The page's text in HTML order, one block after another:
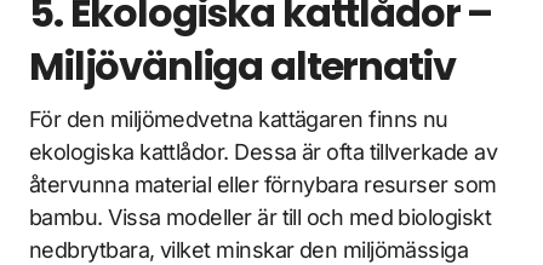
5. Ekologiska kattlådor –
Miljövänliga alternativ
För den miljömedvetna kattägaren finns nu
ekologiska kattlådor. Dessa är ofta tillverkade av
återvunna material eller förnybara resurser som
bambu. Vissa modeller är till och med biologiskt
nedbrytbara, vilket minskar den miljömässiga